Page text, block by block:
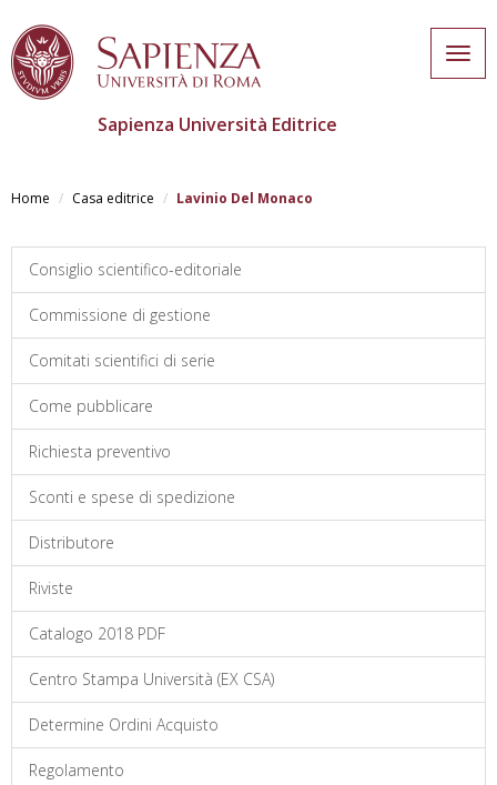
contenuto
Sapienza Università Editrice
Home Casa editrice Lavinio Del Monaco
Consiglio scientifico-editoriale
Commissione di gestione
Comitati scientifici di serie
Come pubblicare
Richiesta preventivo
Sconti e spese di spedizione
Distributore
Riviste
Catalogo 2018 PDF
Centro Stampa Università (EX CSA)
Determine Ordini Acquisto
Regolamento